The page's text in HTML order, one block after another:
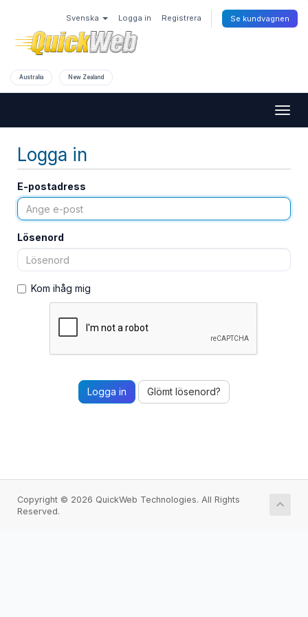
Svenska Logga in Registrera Se kundvagnen
Australia New Zealand
Logga in
E-postadress
Lösenord
Kom ihåg mig
Glömt lösenord?
Copyright © 2026 QuickWeb Technologies. All Rights
Reserved.